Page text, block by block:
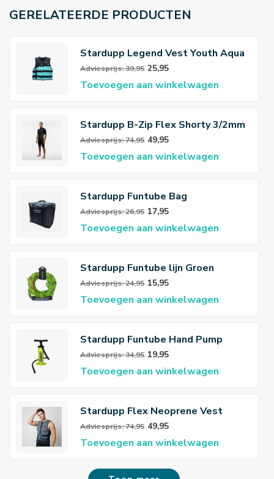
GERELATEERDE PRODUCTEN
Stardupp Legend Vest Youth Aqua
Adviesprijs: 39,95 25,95
Toevoegen aan winkelwagen
Stardupp B-Zip Flex Shorty 3/2mm
Wetsuit Heren
Adviesprijs: 74,95 49,95
Toevoegen aan winkelwagen
Stardupp Funtube Bag
Adviesprijs: 26,95 17,95
Toevoegen aan winkelwagen
Stardupp Funtube lijn Groen
Adviesprijs: 24,95 15,95
Toevoegen aan winkelwagen
Stardupp Funtube Hand Pump
Adviesprijs: 34,95 19,95
Toevoegen aan winkelwagen
Stardupp Flex Neoprene Vest
Adviesprijs: 74,95 49,95
Toevoegen aan winkelwagen